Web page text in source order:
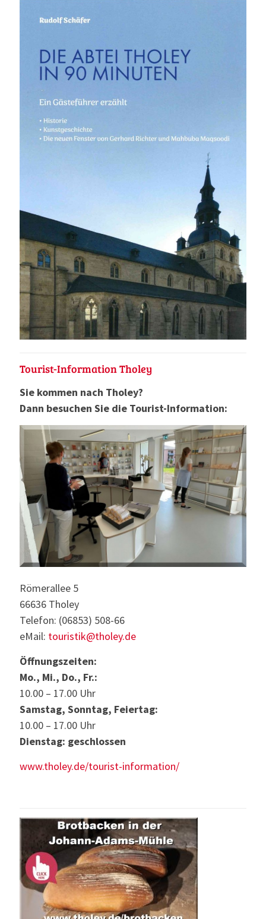
Tourist-Information Tholey
Sie kommen nach Tholey?
Dann besuchen Sie die Tourist-Information:
Römerallee 5
66636 Tholey
Telefon: (06853) 508-66
eMail: touristik@tholey.de
Öffnungszeiten:
Mo., Mi., Do., Fr.:
10.00 – 17.00 Uhr
Samstag, Sonntag, Feiertag:
10.00 – 17.00 Uhr
Dienstag: geschlossen
www.tholey.de/tourist-information/